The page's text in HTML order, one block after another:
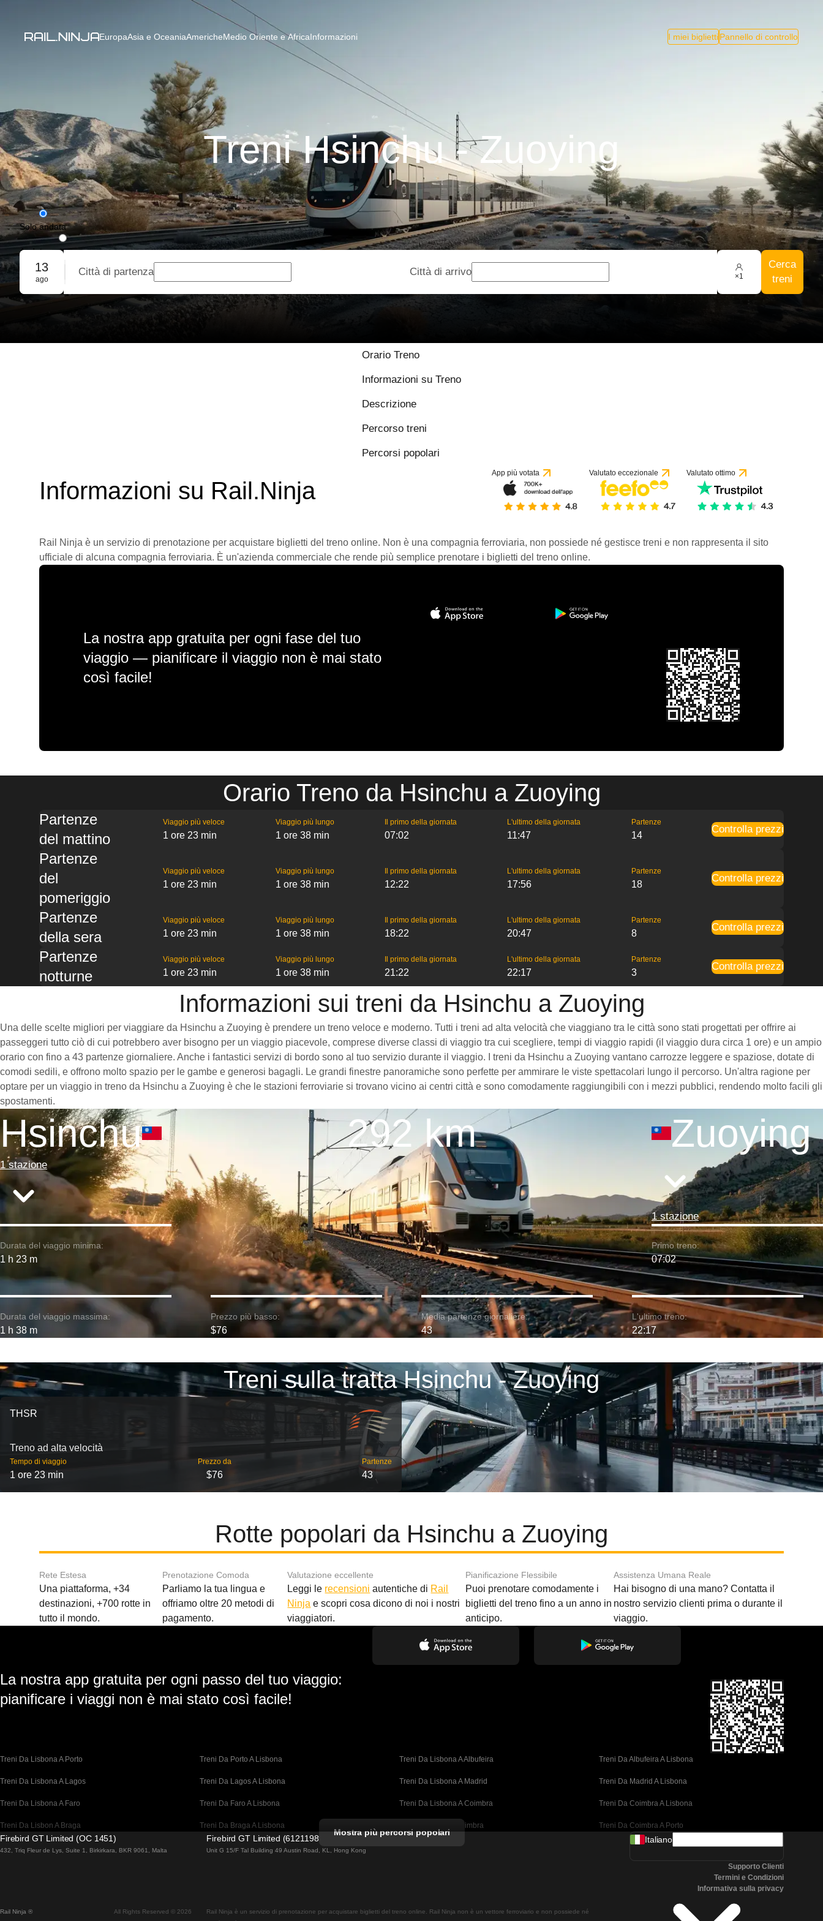
EuropaAsia e OceaniaAmericheMedio Oriente e AfricaInformazioni I miei bigliettiPannello di controllo
Treni Hsinchu - Zuoying
Solo andata
Andata e ritorno
Prenotazione di gruppo
13
ago
Città di partenza Città di arrivo ×1
Cerca
treni
Orario Treno
Informazioni su Treno
Descrizione
Percorso treni
Percorsi popolari
Informazioni su Rail.Ninja
App più votata Valutato eccezionale Valutato ottimo
Rail Ninja è un servizio di prenotazione per acquistare biglietti del treno online. Non è una compagnia ferroviaria, non possiede né gestisce treni e non rappresenta il sito
ufficiale di alcuna compagnia ferroviaria. È un'azienda commerciale che rende più semplice prenotare i biglietti del treno online.
La nostra app gratuita per ogni fase del tuo
viaggio — pianificare il viaggio non è mai stato
così facile!
Orario Treno da Hsinchu a Zuoying
Partenze
del mattino
Viaggio più veloce
1 ore 23 min
Viaggio più lungo
1 ore 38 min
Il primo della giornata
07:02
L'ultimo della giornata
11:47
Partenze
14
Controlla prezzi
Partenze
del
pomeriggio
Viaggio più veloce
1 ore 23 min
Viaggio più lungo
1 ore 38 min
Il primo della giornata
12:22
L'ultimo della giornata
17:56
Partenze
18
Controlla prezzi
Partenze
della sera
Viaggio più veloce
1 ore 23 min
Viaggio più lungo
1 ore 38 min
Il primo della giornata
18:22
L'ultimo della giornata
20:47
Partenze
8
Controlla prezzi
Partenze
notturne
Viaggio più veloce
1 ore 23 min
Viaggio più lungo
1 ore 38 min
Il primo della giornata
21:22
L'ultimo della giornata
22:17
Partenze
3
Controlla prezzi
Informazioni sui treni da Hsinchu a Zuoying
Una delle scelte migliori per viaggiare da Hsinchu a Zuoying è prendere un treno veloce e moderno. Tutti i treni ad alta velocità che viaggiano tra le città sono stati progettati per offrire ai
passeggeri tutto ciò di cui potrebbero aver bisogno per un viaggio piacevole, comprese diverse classi di viaggio tra cui scegliere, tempi di viaggio rapidi (il viaggio dura circa 1 ore) e un ampio
orario con fino a 43 partenze giornaliere. Anche i fantastici servizi di bordo sono al tuo servizio durante il viaggio. I treni da Hsinchu a Zuoying vantano carrozze leggere e spaziose, dotate di
comodi sedili, e offrono molto spazio per le gambe e generosi bagagli. Le grandi finestre panoramiche sono perfette per ammirare le viste spettacolari lungo il percorso. Un'altra ragione per
optare per un viaggio in treno da Hsinchu a Zuoying è che le stazioni ferroviarie si trovano vicino ai centri città e sono comodamente raggiungibili con i mezzi pubblici, rendendo molto facili gli
spostamenti.
Hsinchu
1 stazione
292 km Zuoying
1 stazione
Durata del viaggio minima:
1 h 23 m
Primo treno:
07:02
Durata del viaggio massima:
1 h 38 m
Prezzo più basso:
$76
Media partenze giornaliere:
43
L'ultimo treno:
22:17
Treni sulla tratta Hsinchu - Zuoying
THSR
Treno ad alta velocità
Tempo di viaggio
1 ore 23 min
Prezzo da
$76
Partenze
43
Rotte popolari da Hsinchu a Zuoying
Rete Estesa
Una piattaforma, +34
destinazioni, +700 rotte in
tutto il mondo.
Prenotazione Comoda
Parliamo la tua lingua e
offriamo oltre 20 metodi di
pagamento.
Valutazione eccellente
Leggi le recensioni autentiche di Rail
Ninja e scopri cosa dicono di noi i nostri
viaggiatori.
Pianificazione Flessibile
Puoi prenotare comodamente i
biglietti del treno fino a un anno in
anticipo.
Assistenza Umana Reale
Hai bisogno di una mano? Contatta il
nostro servizio clienti prima o durante il
viaggio.
La nostra app gratuita per ogni passo del tuo viaggio:
pianificare i viaggi non è mai stato così facile!
Treni Da Lisbona A Porto Treni Da Porto A Lisbona Treni Da Lisbona A Albufeira Treni Da Albufeira A Lisbona
Treni Da Lisbona A Lagos Treni Da Lagos A Lisbona Treni Da Lisbona A Madrid Treni Da Madrid A Lisbona
Treni Da Lisbona A Faro Treni Da Faro A Lisbona Treni Da Lisbona A Coimbra Treni Da Coimbra A Lisbona
Treni Da Lisbon A Braga Treni Da Braga A Lisbona Treni Da Porto A Coimbra Treni Da Coimbra A Porto
Treni Da Barcellona A Madrid Treni Da Madrid A Barcellona Treni Da Valencia A Barcellona
Treni Da Madrid A Siviglia Treni Da Siviglia A Madrid Treni Da Madrid A Malaga Treni Da Malaga A Madrid
Mostra più percorsi popolari
Firebird GT Limited (OC 1451)
432, Triq Fleur de Lys, Suite 1, Birkirkara, BKR 9061, Malta
Firebird GT Limited (61211989)
Unit G 15/F Tal Building 49 Austin Road, KL, Hong Kong
Rail Ninja ® All Rights Reserved © 2026
Rail Ninja è un servizio di prenotazione per acquistare biglietti del treno online. Rail Ninja non è un vettore ferroviario e non possiede né
Italiano
Supporto Clienti
Termini e Condizioni
Informativa sulla privacy